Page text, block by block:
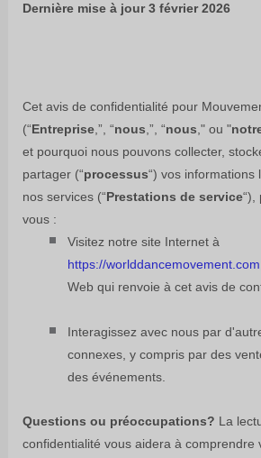
Dernière mise à jour3 février 2026
Cet avis de confidentialité pour
(“Entreprise ,”, “nous ,”, “nous ," ou "
et pourquoi nous pouvons collecter,
partager (“processus“) vos informations
nos services (“Prestations de service“),
vous :
Visitez notre site Internetà
https://worlddancemovement.com
Web qui renvoie à cet avis de
Interagissez avec nous par
connexes, y compris par des
des événements.
Questions ou préoccupations? La
confidentialité vous aidera à comprendre